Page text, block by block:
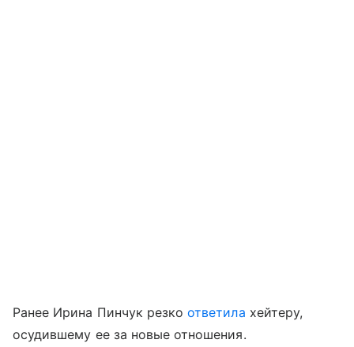
Ранее Ирина Пинчук резкоответила хейтеру,
осудившему ее за новые отношения.